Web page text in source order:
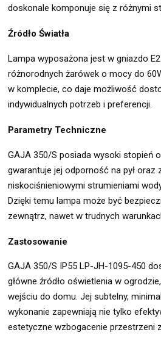
doskonale komponuje się z różnymi
Źródło Światła
Lampa wyposażona jest w gniazdo
różnorodnych żarówek o mocy do
w komplecie, co daje możliwość
indywidualnych potrzeb i preferencji.
Parametry Techniczne
GAJA 350/S posiada wysoki stopień
gwarantuje jej odporność na pył oraz
niskociśnieniowymi strumieniami
Dzięki temu lampa może być
zewnątrz, nawet w trudnych
Zastosowanie
GAJA 350/S IP55 LP-JH-1095-450
główne źródło oświetlenia w
wejściu do domu. Jej subtelny,
wykonanie zapewniają nie tylko
estetyczne wzbogacenie przestrzeni